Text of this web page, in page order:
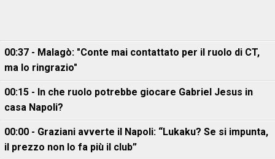
00:37 - Malagò: "Conte mai contattato per il ruolo di CT,
ma lo ringrazio"
00:15 - In che ruolo potrebbe giocare Gabriel Jesus in
casa Napoli?
00:00 - Graziani avverte il Napoli: “Lukaku? Se si impunta,
il prezzo non lo fa più il club”